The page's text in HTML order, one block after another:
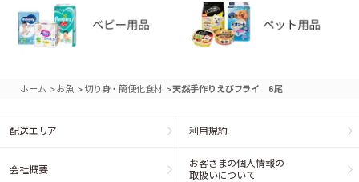
ホーム >お魚 >切り身・簡便化食材 >天然手作りえびフライ 6尾
配送エリア 利用規約
会社概要
お客さまの個人情報の
取扱いについて